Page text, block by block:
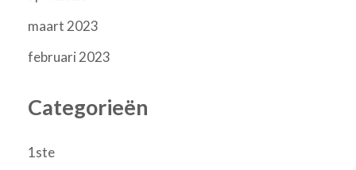
maart 2023
februari 2023
Categorieën
1ste